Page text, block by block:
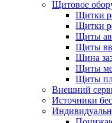
Щитовое
Щитки
Щитки
Щиты
Щиты
Шина
Щиты
Щиты
Внешний
Источники